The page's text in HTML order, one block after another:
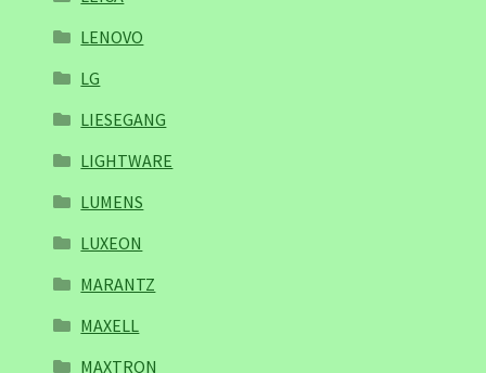
LENOVO
LG
LIESEGANG
LIGHTWARE
LUMENS
LUXEON
MARANTZ
MAXELL
MAXTRON